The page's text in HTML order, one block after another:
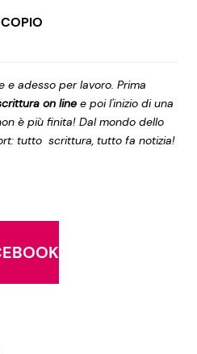
e adesso per lavoro. Prima
on line e poi l'inizio di una
è più finita! Dal mondo dello
tutto scrittura, tutto fa notizia!